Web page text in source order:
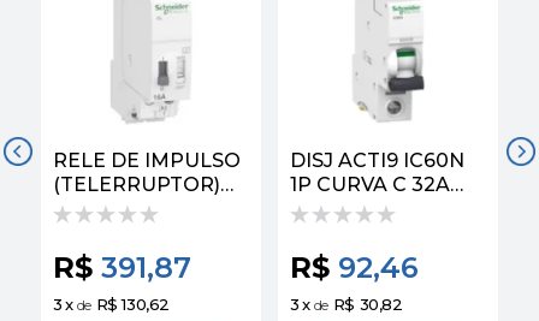
RELE DE IMPULSO
(TELERRUPTOR)
ACTI9 ITL16A 2NA
110VDC A9C30812 |
SCHNEIDER
R$ 391,87
3x de R$ 130,62
DISJ ACTI9 IC60N
1P CURVA C 32A
A9F74132 |
R$ 92,46
3x de R$ 30,82